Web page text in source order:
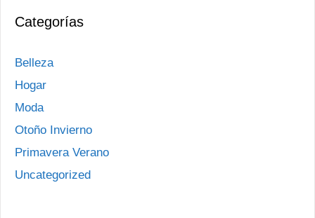
Categorías
Belleza
Hogar
Moda
Otoño Invierno
Primavera Verano
Uncategorized